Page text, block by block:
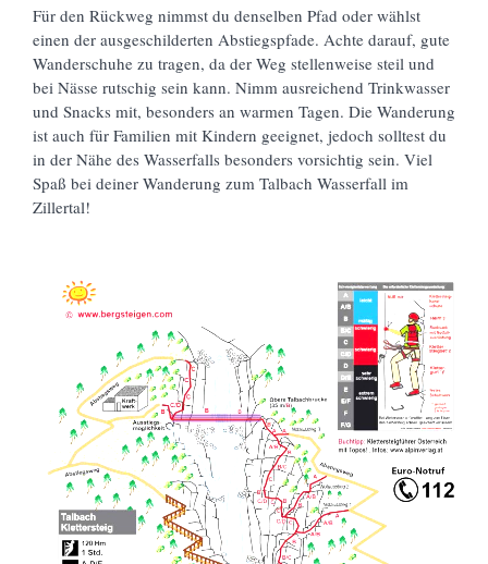
Für den Rückweg nimmst du denselben Pfad oder wählst
einen der ausgeschilderten Abstiegspfade. Achte darauf, gute
Wanderschuhe zu tragen, da der Weg stellenweise steil und
bei Nässe rutschig sein kann. Nimm ausreichend Trinkwasser
und Snacks mit, besonders an warmen Tagen. Die Wanderung
ist auch für Familien mit Kindern geeignet, jedoch solltest du
in der Nähe des Wasserfalls besonders vorsichtig sein. Viel
Spaß bei deiner Wanderung zum Talbach Wasserfall im
Zillertal!